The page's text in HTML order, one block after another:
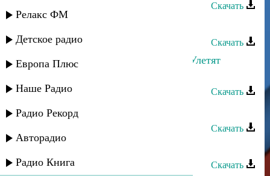
Релакс ФМ
Детское радио
Европа Плюс
Наше Радио
Радио Рекорд
Авторадио
Радио Книга
Скачать
Скачать
Руслан Гасанов и Лаура Алиева - Улетят
мысли
Скачать
Руслан Агоев - Жизнь цени
Скачать
Руслан Магомедов - Весна
Скачать